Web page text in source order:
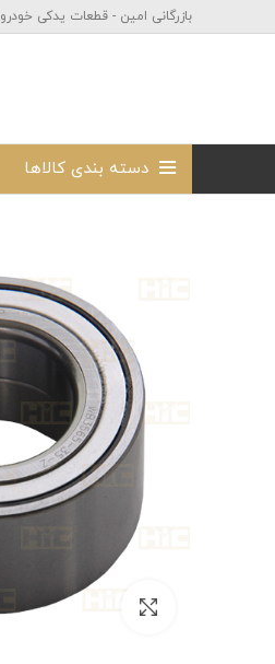
بازرگانی امین - قطعات یدکی خودرو
دسته بندی کالاها
بزرگنمایی تصویر